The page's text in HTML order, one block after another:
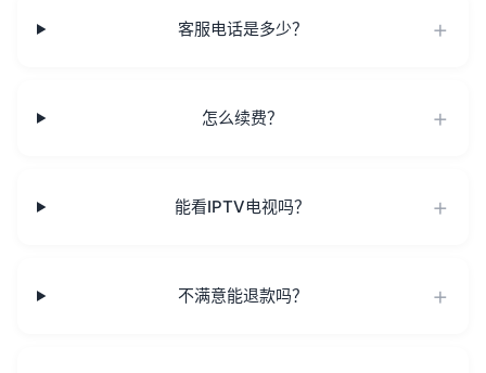
客服电话是多少？
怎么续费？
能看IPTV电视吗？
不满意能退款吗？